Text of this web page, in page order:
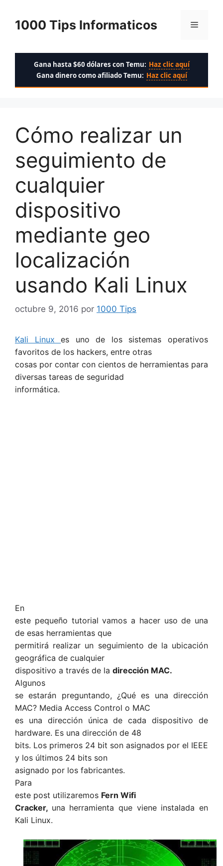
contenido
1000 Tips Informaticos Menú
Gana hasta $60 dólares con Temu: Haz clic aquí
Gana dinero como afiliado Temu: Haz clic aquí
Cómo realizar un
seguimiento de
cualquier
dispositivo
mediante geo
localización
usando Kali Linux
octubre 9, 2016 por 1000 Tips
Kali Linuxes uno de los sistemas operativos
favoritos de los hackers, entre otras
cosas por contar con cientos de herramientas para
diversas tareas de seguridad
informática.
En
este pequeño tutorial vamos a hacer uso de una
de esas herramientas que
permitirá realizar un seguimiento de la ubicación
geográfica de cualquier
dispositivo a través de la dirección MAC.
Algunos
se estarán preguntando, ¿Qué es una dirección
MAC? Media Access Control o MAC
es una dirección única de cada dispositivo de
hardware. Es una dirección de 48
bits. Los primeros 24 bit son asignados por el IEEE
y los últimos 24 bits son
asignado por los fabricantes.
Para
este post utilizaremos Fern Wifi
Cracker, una herramienta que viene instalada en
Kali Linux.